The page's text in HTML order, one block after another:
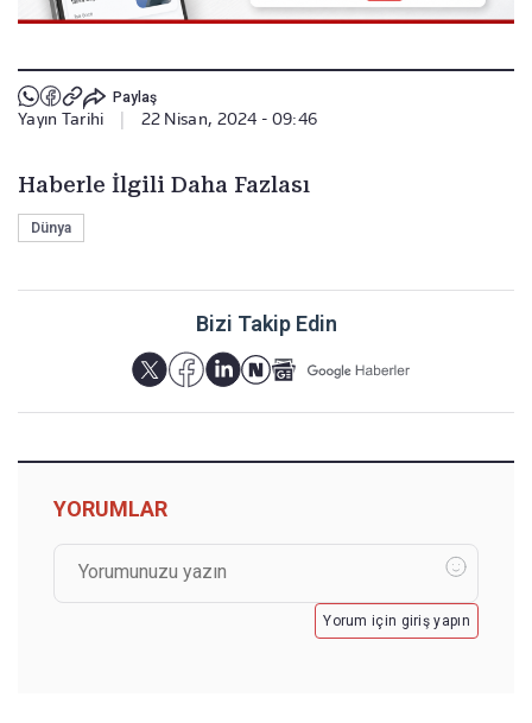
Paylaş
Yayın Tarihi | 22 Nisan, 2024 - 09:46
Haberle İlgili Daha Fazlası
Dünya
Bizi Takip Edin
YORUMLAR
Yorum için giriş yapın